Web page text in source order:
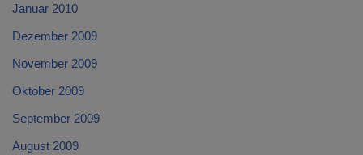
Januar 2010
Dezember 2009
November 2009
Oktober 2009
September 2009
August 2009